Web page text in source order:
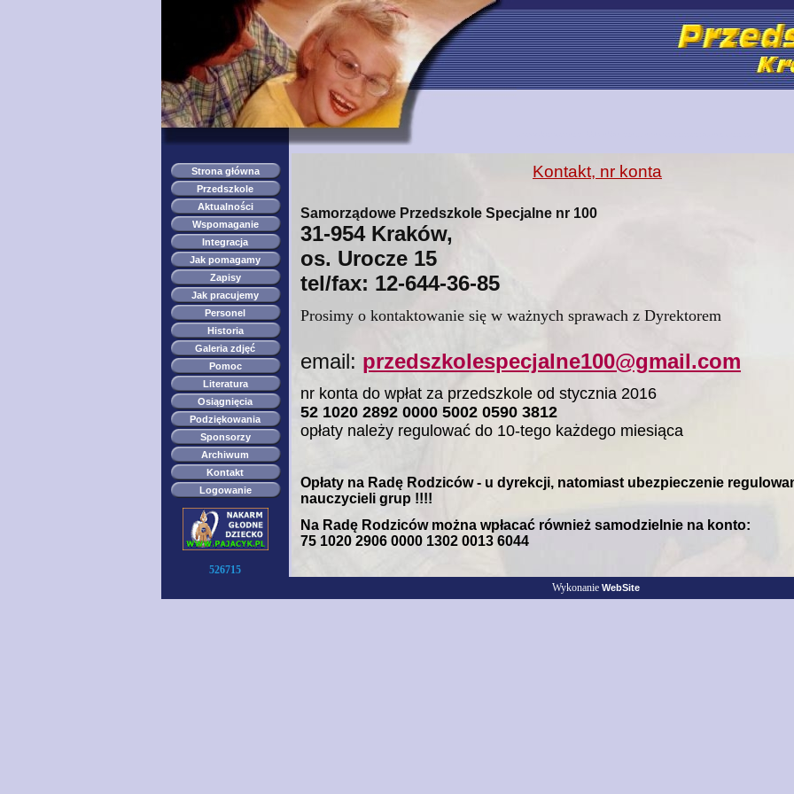
Strona główna
Przedszkole
Aktualności
Wspomaganie
Integracja
Jak pomagamy
Zapisy
Jak pracujemy
Personel
Historia
Galeria zdjęć
Pomoc
Literatura
Osiągnięcia
Podziękowania
Sponsorzy
Archiwum
Kontakt
Logowanie
526715
Kontakt, nr konta
Samorządowe Przedszkole Specjalne nr 100
31-954 Kraków,
os. Urocze 15
tel/fax: 12-644-36-85
Prosimy o kontaktowanie się w ważnych sprawach z Dyrektorem
email: przedszkolespecjalne100@gmail.com
nr konta do wpłat za przedszkole od stycznia 2016
52 1020 2892 0000 5002 0590 3812
opłaty należy regulować do 10-tego każdego miesiąca
Opłaty na Radę Rodziców - u dyrekcji, natomiast ubezpieczenie
nauczycieli grup !!!!
Na Radę Rodziców można wpłacać również samodzielnie na konto:
75 1020 2906 0000 1302 0013 6044
Wykonanie WebSite